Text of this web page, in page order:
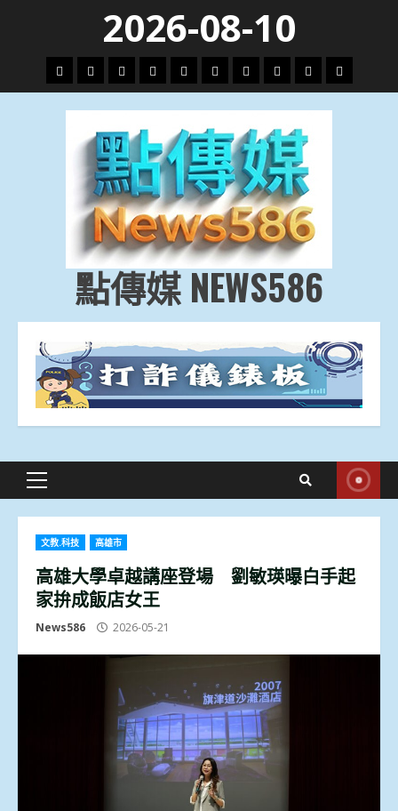
content
2026-08-10
頭
條
財
經
地
方.
會
文
教.
技
專
題
娛
樂
劇
政
治
國
際
運
動
生
活
點傳媒 NEWS586
Primary
文教.科技 高雄市
高雄大學卓越講座登場 劉敏瑛曝白手起
家拚成飯店女王
News586 2026-05-21